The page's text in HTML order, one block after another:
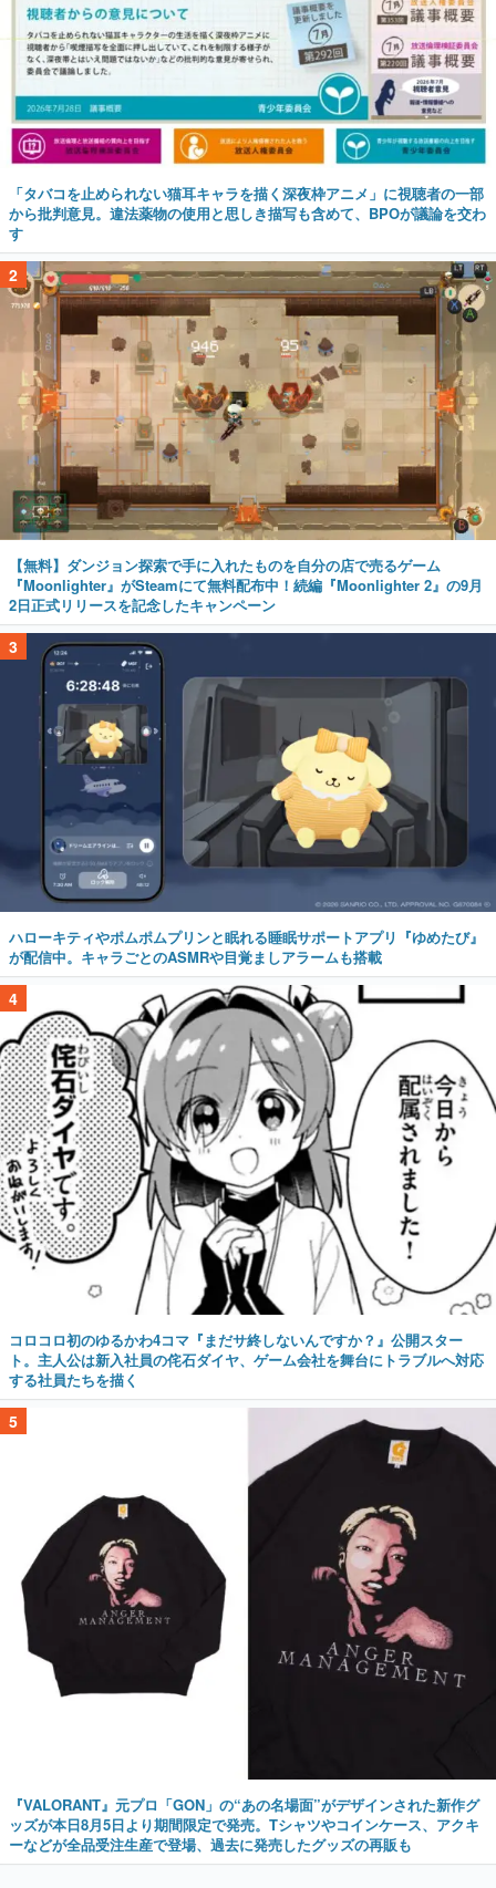
「タバコを止められない猫耳キャラを描く深夜枠アニメ」に視聴者の一部
から批判意見。違法薬物の使用と思しき描写も含めて、BPOが議論を交わ
す
2
【無料】ダンジョン探索で手に入れたものを自分の店で売るゲーム
『Moonlighter』がSteamにて無料配布中！続編『Moonlighter 2』の9月
2日正式リリースを記念したキャンペーン
3
ハローキティやポムポムプリンと眠れる睡眠サポートアプリ『ゆめたび』
が配信中。キャラごとのASMRや目覚ましアラームも搭載
4
コロコロ初のゆるかわ4コマ『まだサ終しないんですか？』公開スター
ト。主人公は新入社員の侘石ダイヤ、ゲーム会社を舞台にトラブルへ対応
する社員たちを描く
5
『VALORANT』元プロ「GON」の“あの名場面”がデザインされた新作グ
ッズが本日8月5日より期間限定で発売。Tシャツやコインケース、アクキ
ーなどが全品受注生産で登場、過去に発売したグッズの再販も